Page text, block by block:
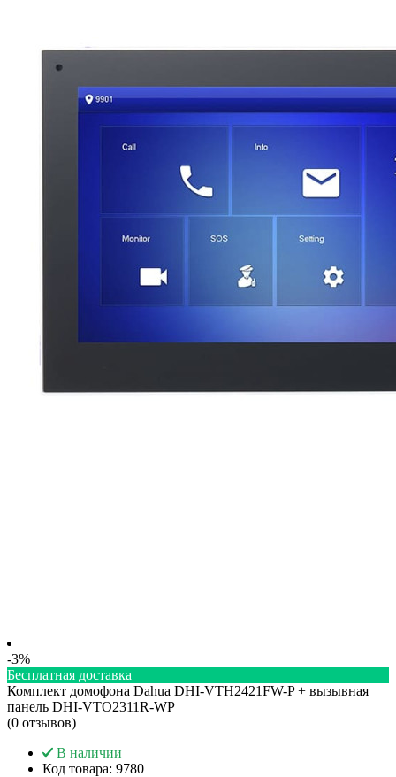
-3%
Бесплатная доставка
Комплект домофона Dahua DHI-VTH2421FW-P + вызывная
панель DHI-VTO2311R-WP
(0 отзывов)
В наличии
Код товара: 9780